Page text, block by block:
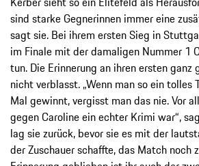
sind starke Gegnerinnen immer eine
sagt sie. Bei ihrem ersten Sieg in
im Finale mit der damaligen Nummer 1
tun. Die Erinnerung an ihren ersten
nicht verblasst. „Wenn man so ein tolles
Mal gewinnt, vergisst man das nie. Vor
gegen Caroline ein echter Krimi war“,
lag sie zurück, bevor sie es mit der
der Zuschauer schaffte, das Match noch